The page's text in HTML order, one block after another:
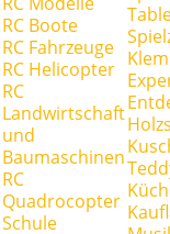
RC Boote
RC Fahrzeuge
RC Helicopter
RC
Landwirtschaft
und
Baumaschinen
RC
Quadrocopter
Schule